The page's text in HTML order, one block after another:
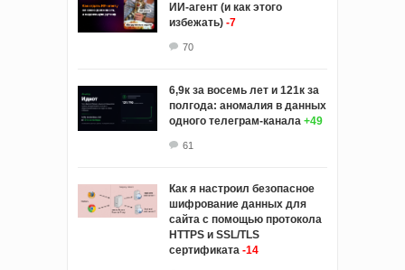
ИИ‑агент (и как этого
избежать) -7
70
6,9к за восемь лет и 121к за
полгода: аномалия в данных
одного телеграм-канала +49
61
Как я настроил безопасное
шифрование данных для
сайта с помощью протокола
HTTPS и SSL/TLS
сертификата -14